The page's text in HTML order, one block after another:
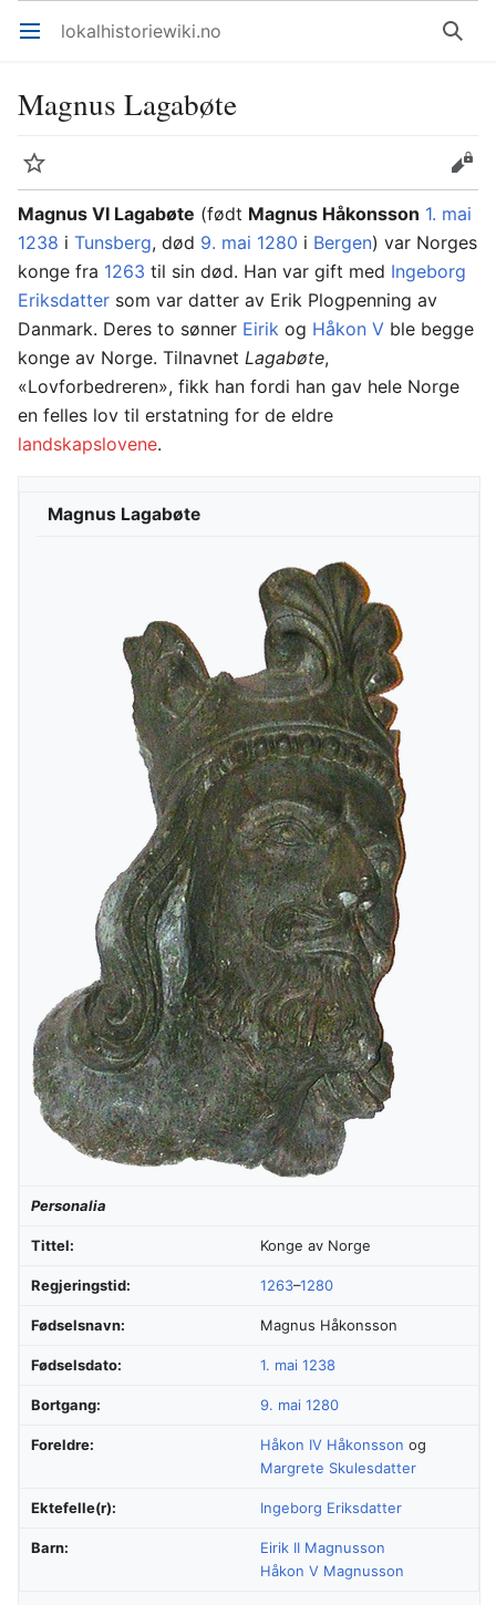
Åpne hovedmenyen lokalhistoriewiki.no Søk
Magnus Lagabøte
Overvåk
Rediger
Magnus VI Lagabøte (født Magnus Håkonsson 1. mai
1238 i Tunsberg, død 9. mai 1280 i Bergen) var Norges
konge fra 1263 til sin død. Han var gift med Ingeborg
Eriksdatter som var datter av Erik Plogpenning av
Danmark. Deres to sønner Eirik og Håkon V ble begge
konge av Norge. Tilnavnet Lagabøte,
«Lovforbedreren», fikk han fordi han gav hele Norge
en felles lov til erstatning for de eldre
landskapslovene.
Magnus Lagabøte
Personalia
Tittel: Konge av Norge
Regjeringstid: 1263–1280
Fødselsnavn: Magnus Håkonsson
Fødselsdato: 1. mai 1238
Bortgang: 9. mai 1280
Foreldre: Håkon IV Håkonsson og
Margrete Skulesdatter
Ektefelle(r): Ingeborg Eriksdatter
Barn:
Eirik II Magnusson
Håkon V Magnusson